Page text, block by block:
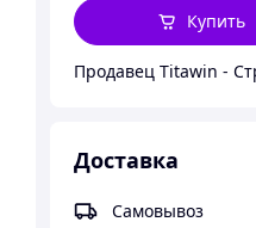
Купить
Продавец Titawin -
Доставка
Самовывоз